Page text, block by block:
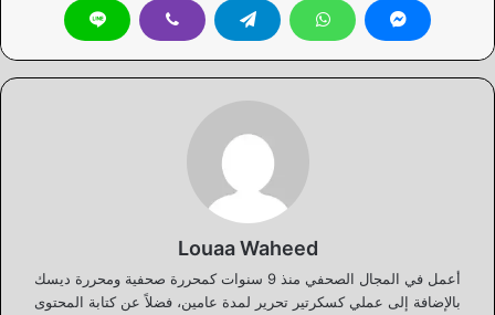
Louaa Waheed
أعمل في المجال الصحفي منذ 9 سنوات كمحررة صحفية ومحررة ديسك
بالإضافة إلى عملي كسكرتير تحرير لمدة عامين، فضلاً عن كتابة المحتوى